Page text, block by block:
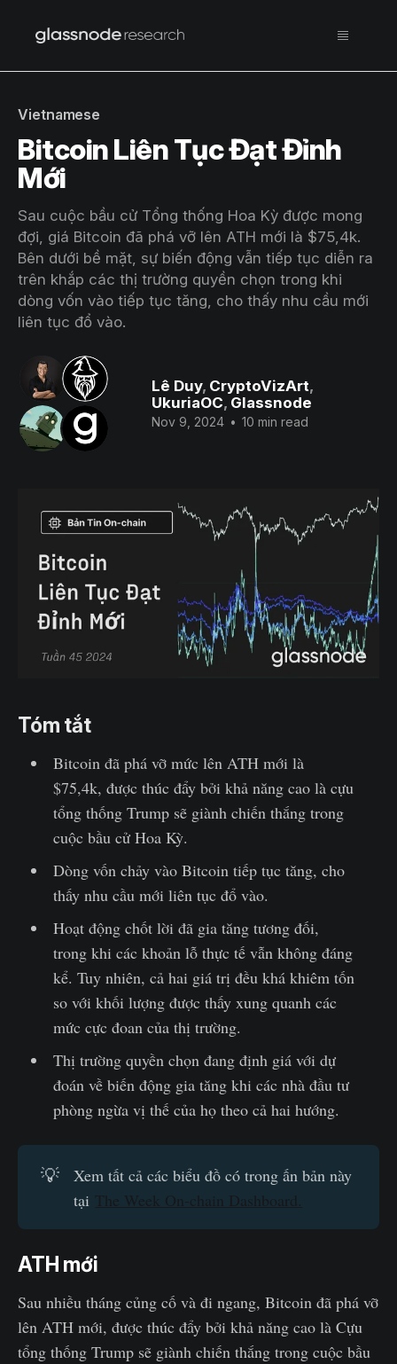
Vietnamese
Bitcoin Liên Tục Đạt Đỉnh
Mới
Sau cuộc bầu cử Tổng thống Hoa Kỳ được mong
đợi, giá Bitcoin đã phá vỡ lên ATH mới là $75,4k.
Bên dưới bề mặt, sự biến động vẫn tiếp tục diễn ra
trên khắp các thị trường quyền chọn trong khi
dòng vốn vào tiếp tục tăng, cho thấy nhu cầu mới
liên tục đổ vào.
Lê Duy, CryptoVizArt,
UkuriaOC, Glassnode
Nov 9, 2024 • 10 min read
Tóm tắt
Bitcoin đã phá vỡ mức lên ATH mới là
$75,4k, được thúc đẩy bởi khả năng cao là cựu
tổng thống Trump sẽ giành chiến thắng trong
cuộc bầu cử Hoa Kỳ.
Dòng vốn chảy vào Bitcoin tiếp tục tăng, cho
thấy nhu cầu mới liên tục đổ vào.
Hoạt động chốt lời đã gia tăng tương đối,
trong khi các khoản lỗ thực tế vẫn không đáng
kể. Tuy nhiên, cả hai giá trị đều khá khiêm tốn
so với khối lượng được thấy xung quanh các
mức cực đoan của thị trường.
Thị trường quyền chọn đang định giá với dự
đoán về biến động gia tăng khi các nhà đầu tư
phòng ngừa vị thế của họ theo cả hai hướng.
💡
Xem tất cả các biểu đồ có trong ấn bản này
tại The Week On-chain Dashboard.
ATH mới
Sau nhiều tháng củng cố và đi ngang, Bitcoin đã phá vỡ
lên ATH mới, được thúc đẩy bởi khả năng cao là Cựu
tổng thống Trump sẽ giành chiến thắng trong cuộc bầu